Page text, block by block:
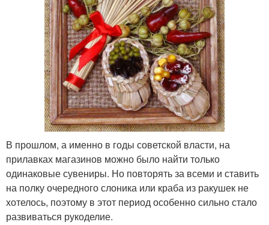
В прошлом, а именно в годы советской власти, на
прилавках магазинов можно было найти только
одинаковые сувениры. Но повторять за всеми и ставить
на полку очередного слоника или краба из ракушек не
хотелось, поэтому в этот период особенно сильно стало
развиваться рукоделие.